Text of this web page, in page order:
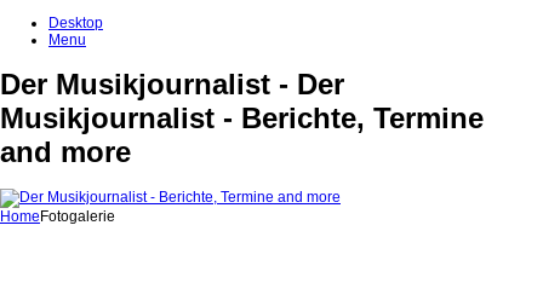
Desktop
Menu
Der Musikjournalist - Der
Musikjournalist - Berichte, Termine
and more
Home Fotogalerie